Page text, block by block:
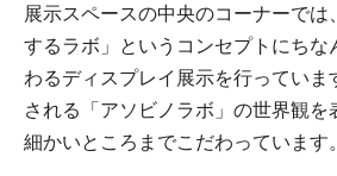
展示スペースの中央のコーナーでは
するラボ」というコンセプトにちな
わるディスプレイ展示を行っていま
される「アソビノラボ」の世界観を
細かいところまでこだわっています。